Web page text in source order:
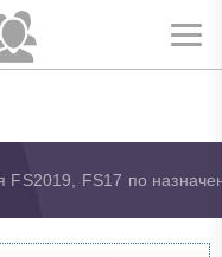
FS17 по